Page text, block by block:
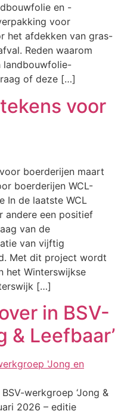
en -
voor
het afdekken van gras-
Reden waarom
landbouwfolie-
of deze […]
voor
boerderijen maart
boerderijen WCL-
In de laatste WCL
andere een positief
van de
van vijftig
Met dit project wordt
het Winterswijkse
[…]
in BSV-
& Leefbaar’
werkgroep ‘Jong &
2026 – editie